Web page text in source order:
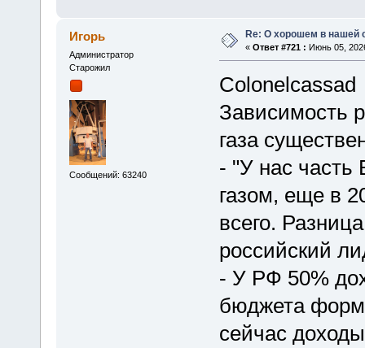
Игорь
Администратор
Старожил
Сообщений: 63240
Re: О хорошем в нашей
« Ответ #721 : Июнь 05,
Colonelcassad
Зависимость
газа
- "У нас часть
газом, еще в
всего.
российский
- У РФ 50%
бюджета
сейчас